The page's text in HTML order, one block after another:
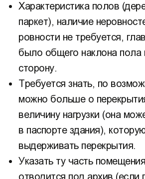
Характеристика полов
паркет), наличие
ровности не требуется,
было общего наклона пола
сторону.
Требуется знать, по
можно больше о
величину нагрузки (она
в паспорте здания),
выдерживать перекрытия.
Указать ту часть
отводится под архив (если